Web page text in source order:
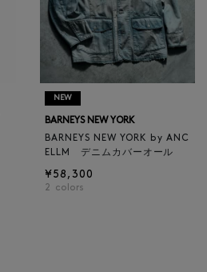
NEW
BARNEYS NEW YORK
BARNEYS NEW YORK by ANC
ELLM デニムカバーオール
¥58,300
2 colors